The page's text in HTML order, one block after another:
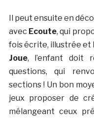
Il peut ensuite en
avec Ecoute, qui
fois écrite, illustrée et
Joue, l’enfant doit
questions, qui
sections ! Un bon
jeux proposer de
mélangeant ceux